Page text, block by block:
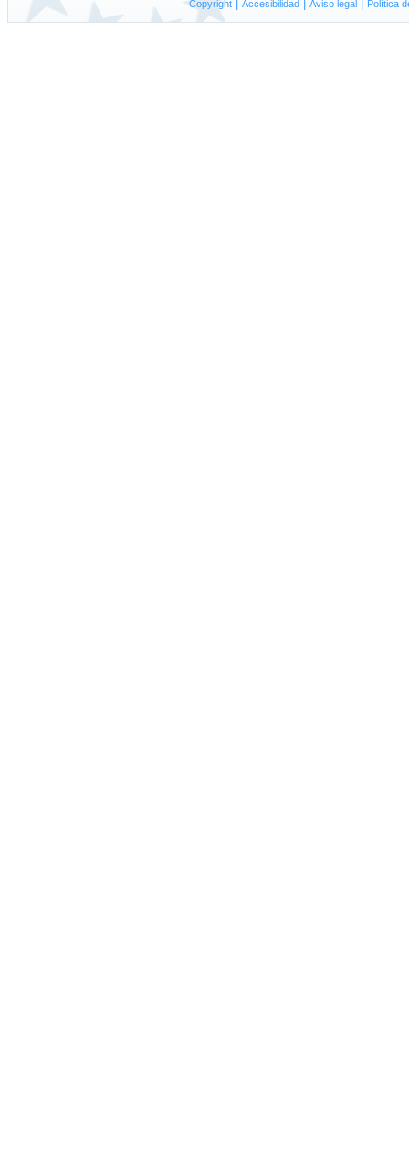
Copyright| Accesibilidad Aviso egal Política